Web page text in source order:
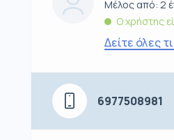
Μέλος από: 2
Ο χρήστης
Δείτε όλες
6977508981